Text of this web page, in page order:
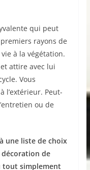
qui peut
rayons de
à la végétation.
attire avec lui
Vous
l’extérieur. Peut-
ou de
une liste de choix
de
tout simplement